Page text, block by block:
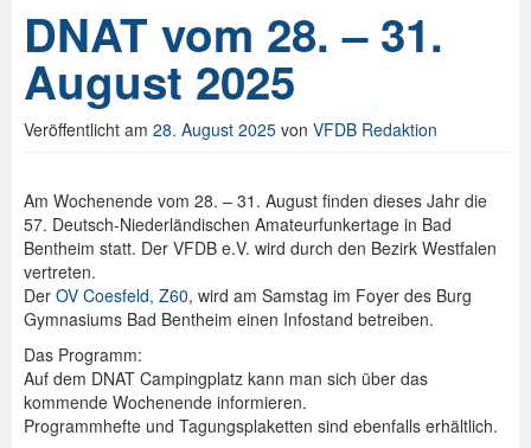
DNAT vom 28. – 31.
August 2025
Veröffentlicht am 28. August 2025 von VFDB Redaktion
Am Wochenende vom 28. – 31. August finden dieses Jahr die
57. Deutsch-Niederländischen Amateurfunkertage in Bad
Bentheim statt. Der VFDB e.V. wird durch den Bezirk Westfalen
vertreten.
Der OV Coesfeld, Z60, wird am Samstag im Foyer des Burg
Gymnasiums Bad Bentheim einen Infostand betreiben.
Das Programm:
Auf dem DNAT Campingplatz kann man sich über das
kommende Wochenende informieren.
Programmhefte und Tagungsplaketten sind ebenfalls erhältlich.